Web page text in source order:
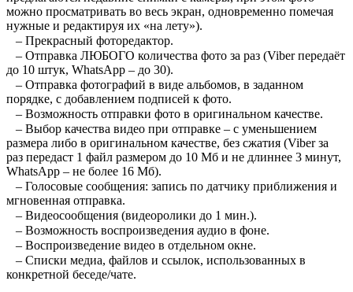
можно просматривать во весь экран, одновременно помечая
нужные и редактируя их «на лету»).
⠀– Прекрасный фоторедактор.
⠀– Отправка ЛЮБОГО количества фото за раз (Viber передаёт
до 10 штук, WhatsApp – до 30).
⠀– Отправка фотографий в виде альбомов, в заданном
порядке, с добавлением подписей к фото.
⠀– Возможность отправки фото в оригинальном качестве.
⠀– Выбор качества видео при отправке – с уменьшением
размера либо в оригинальном качестве, без сжатия (Viber за
раз передаст 1 файл размером до 10 Мб и не длиннее 3 минут,
WhatsApp – не более 16 Мб).
⠀– Голосовые сообщения: запись по датчику приближения и
мгновенная отправка.
⠀– Видеосообщения (видеоролики до 1 мин.).
⠀– Возможность воспроизведения аудио в фоне.
⠀– Воспроизведение видео в отдельном окне.
⠀– Списки медиа, файлов и ссылок, использованных в
конкретной беседе/чате.